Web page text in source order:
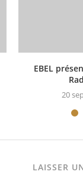
EBEL
20
LAISSER